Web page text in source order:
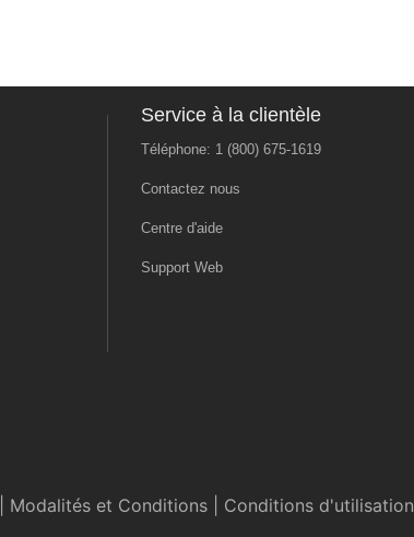
Service à la clientèle
Téléphone: 1 (800) 675-1619
Contactez nous
Centre d'aide
Support Web
Modalités et Conditions| Conditions d'utilisation